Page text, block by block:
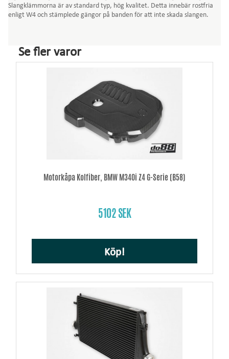
Slangklämmorna är av standard typ, hög kvalitet. Detta innebär rostfria
enligt W4 och stämplede gängor på banden för att inte skada slangen.
Se fler varor
Motorkåpa Kolfiber, BMW M340i Z4 G-Serie (B58)
5102 SEK
Köp!